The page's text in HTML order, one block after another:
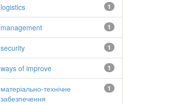
1
logistics
1
management
1
security
1
ways of improve
1
матеріально-технічне
забезпечення